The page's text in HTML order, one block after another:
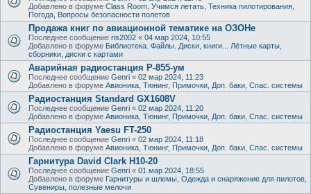
Добавлено в форуме Class Room, Учимся летать, Техника пилотирования,
Погода, Вопросы безопасности полетов
Продажа книг по авиационной тематике на ОЗОНе
Последнее сообщение ris2002 « 04 мар 2024, 10:55
Добавлено в форуме Библиотека. Файлы. Диски, книги... Лётные карты,
сборники, диски с картами
Аварийная радиостанция Р-855-ум
Последнее сообщение Genri « 02 мар 2024, 11:23
Добавлено в форуме Авионика, Тюнинг, Примочки, Доп. баки, Спас. системы
Радиостанция Standard GX1608V
Последнее сообщение Genri « 02 мар 2024, 11:20
Добавлено в форуме Авионика, Тюнинг, Примочки, Доп. баки, Спас. системы
Радиостанция Yaesu FT-250
Последнее сообщение Genri « 02 мар 2024, 11:18
Добавлено в форуме Авионика, Тюнинг, Примочки, Доп. баки, Спас. системы
Гарнитура David Clark H10-20
Последнее сообщение Genri « 01 мар 2024, 18:55
Добавлено в форуме Гарнитуры и шлемы, Одежда и снаряжение для пилотов,
Сувениры, полезные мелочи